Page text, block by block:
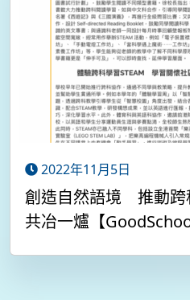
2022年11月5日
創造自然語境 推動
共冶一爐【